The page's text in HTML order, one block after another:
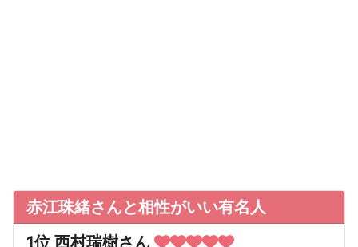
赤江珠緒さんと相性がいい有名人
1位 西村瑞樹さん